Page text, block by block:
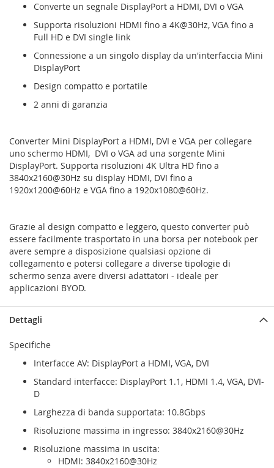
Converte un segnale DisplayPort a HDMI, DVI o VGA
Supporta risoluzioni HDMI fino a 4K@30Hz, VGA fino a
Full HD e DVI single link
Connessione a un singolo display da un'interfaccia Mini
DisplayPort
Design compatto e portatile
2 anni di garanzia
Converter Mini DisplayPort a HDMI, DVI e VGA per collegare
uno schermo HDMI, DVI o VGA ad una sorgente Mini
DisplayPort. Supporta risoluzioni 4K Ultra HD fino a
3840x2160@30Hz su display HDMI, DVI fino a
1920x1200@60Hz e VGA fino a 1920x1080@60Hz.
Grazie al design compatto e leggero, questo converter può
essere facilmente trasportato in una borsa per notebook per
avere sempre a disposizione qualsiasi opzione di
collegamento e potersi collegare a diverse tipologie di
schermo senza avere diversi adattatori - ideale per
applicazioni BYOD.
Dettagli
Specifiche
Interfacce AV: DisplayPort a HDMI, VGA, DVI
Standard interfacce: DisplayPort 1.1, HDMI 1.4, VGA, DVI-
D
Larghezza di banda supportata: 10.8Gbps
Risoluzione massima in ingresso: 3840x2160@30Hz
Risoluzione massima in uscita:
HDMI: 3840x2160@30Hz